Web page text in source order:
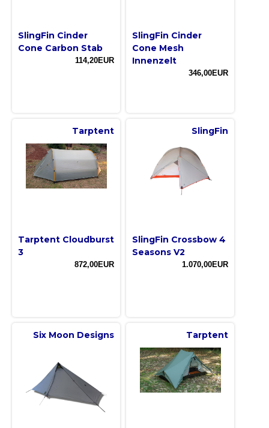
SlingFin Cinder
Cone Carbon Stab
114,20EUR
SlingFin Cinder
Cone Mesh
Innenzelt
346,00EUR
Tarptent
Tarptent Cloudburst
3
872,00EUR
SlingFin
SlingFin Crossbow 4
Seasons V2
1.070,00EUR
Six Moon Designs Tarptent